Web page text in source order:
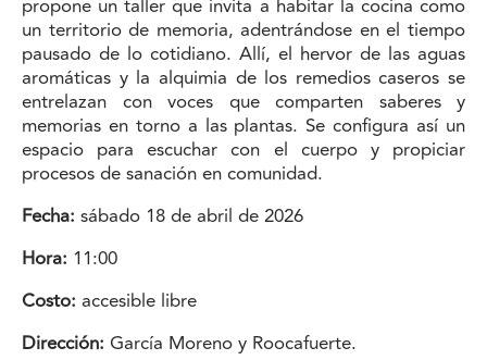
propone un taller que invita a habitar la cocina como
un territorio de memoria, adentrándose en el tiempo
pausado de lo cotidiano. Allí, el hervor de las aguas
aromáticas y la alquimia de los remedios caseros se
entrelazan con voces que comparten saberes y
memorias en torno a las plantas. Se configura así un
espacio para escuchar con el cuerpo y propiciar
procesos de sanación en comunidad.
Fecha: sábado 18 de abril de 2026
Hora: 11:00
Costo: accesible libre
Dirección: García Moreno y Roocafuerte.